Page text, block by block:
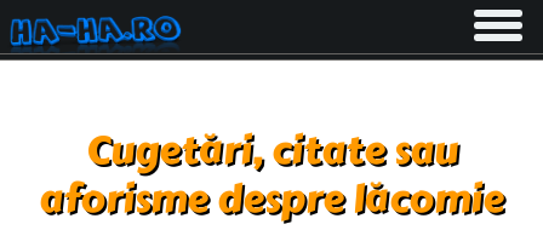
Toggle
Cugetări, citate sau
aforisme despre lăcomie